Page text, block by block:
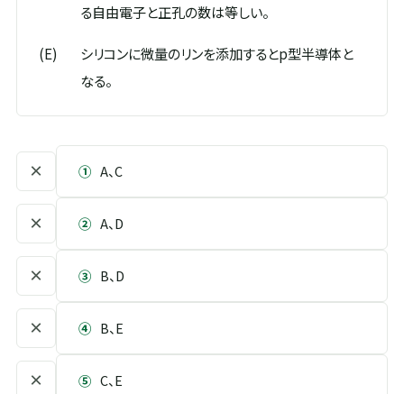
る自由電子と正孔の数は等しい。
(E)
シリコンに微量のリンを添加するとp型半導体と
なる。
× ① A、C
× ② A、D
× ③ B、D
× ④ B、E
× ⑤ C、E